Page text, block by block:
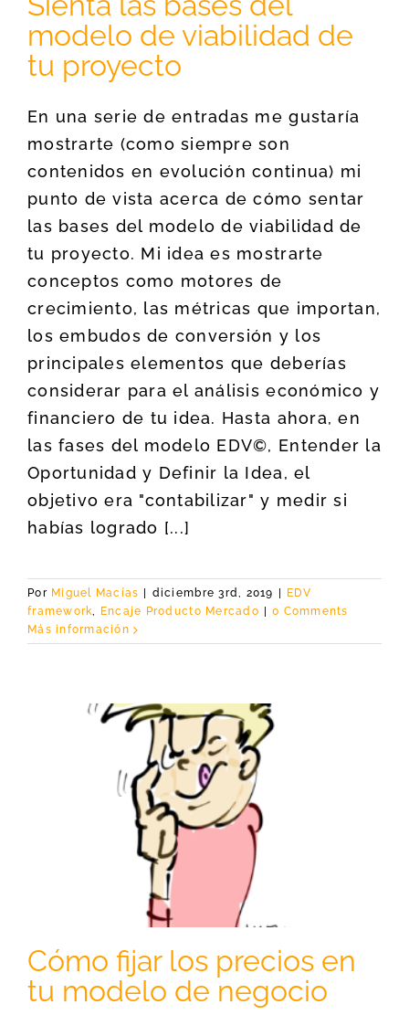
modelo de viabilidad de
tu proyecto
En una serie de entradas me gustaría
mostrarte (como siempre son
contenidos en evolución continua) mi
punto de vista acerca de cómo sentar
las bases del modelo de viabilidad de
tu proyecto. Mi idea es mostrarte
conceptos como motores de
crecimiento, las métricas que importan,
los embudos de conversión y los
principales elementos que deberías
considerar para el análisis económico y
financiero de tu idea. Hasta ahora, en
las fases del modelo EDV©, Entender la
Oportunidad y Definir la Idea, el
objetivo era "contabilizar" y medir si
habías logrado [...]
Por Miguel Macías diciembre 3rd, 2019
EDV
framework, Encaje Producto Mercado
0 Comments
Más información
Cómo fijar los precios en
tu modelo de negocio